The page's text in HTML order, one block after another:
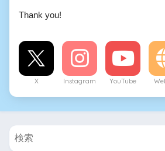
Thank you!
X Instagram YouTube